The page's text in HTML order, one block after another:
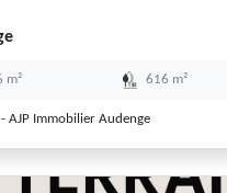
m² 616 m²
- AJP Immobilier Audenge